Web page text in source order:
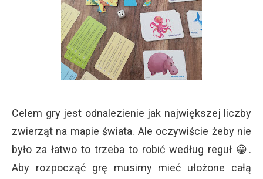
Celem gry jest odnalezienie jak największej liczby
zwierząt na mapie świata. Ale oczywiście żeby nie
było za łatwo to trzeba to robić według reguł 😀.
Aby rozpocząć grę musimy mieć ułożone całą